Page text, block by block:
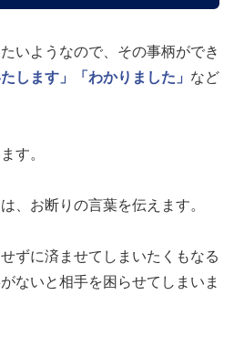
いようなので、その事柄ができ
します」 「わかりました」 など
す。
、お断りの言葉を伝えます。
ずに済ませてしまいたくもなる
ないと相手を困らせてしまいま